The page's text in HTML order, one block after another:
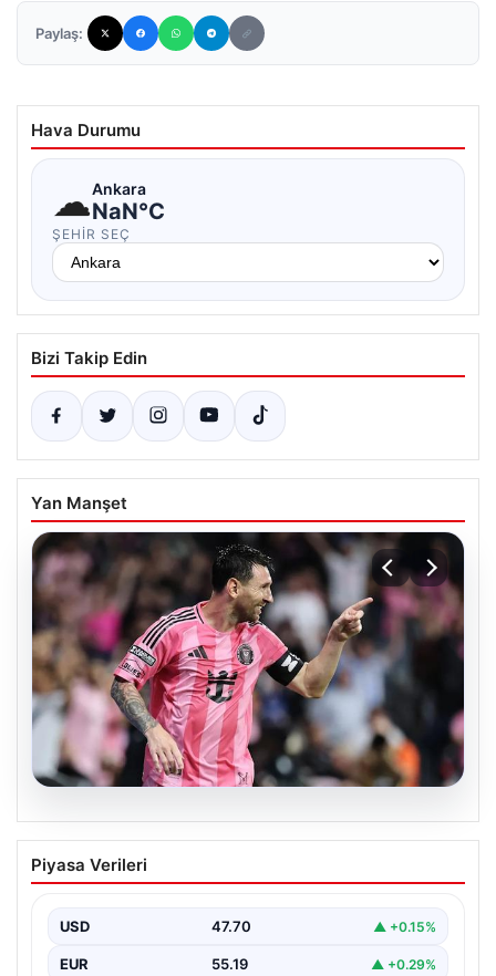
Paylaş:
Hava Durumu
☁Ankara
NaN°C
ŞEHIR SEÇ
Bizi Takip Edin
Yan Manşet
06.08.2026
Dünya Kupası sonrası da durmuyor!
Messi yapacağını yaptı
Piyasa Verileri
USD 47.70 ▲ +0.15%
EUR 55.19 ▲ +0.29%